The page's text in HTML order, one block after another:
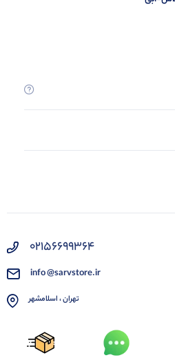
02156699364
info @sarvstore.ir
تهران ، اسلامشهر